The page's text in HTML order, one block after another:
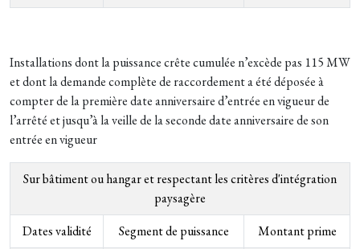
Installations dont la puissance crête cumulée n’excède pas 115 MW
et dont la demande complète de raccordement a été déposée à
compter de la première date anniversaire d’entrée en vigueur de
l’arrêté et jusqu’à la veille de la seconde date anniversaire de son
entrée en vigueur
Sur bâtiment ou hangar et respectant les critères d'intégration
paysagère
Dates validité
Segment de puissance
Montant prime